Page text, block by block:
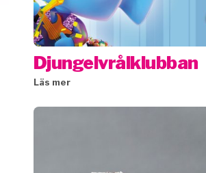
Djungelvrålklubban
Läs mer